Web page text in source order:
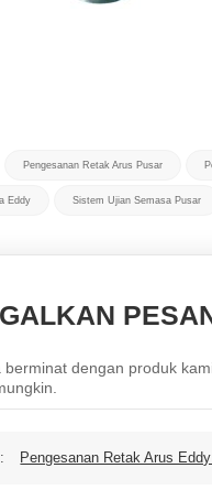
Pengesanan Retak Arus Pusar
Eddy Sistem Ujian Semasa Pusar
berminat dengan produk
Pengesanan Retak Arus